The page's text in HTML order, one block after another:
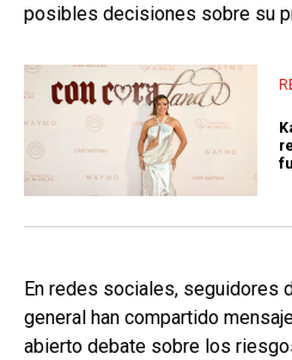
posibles decisiones sobre su
En redes sociales, seguidores
general han compartido
abierto debate sobre los